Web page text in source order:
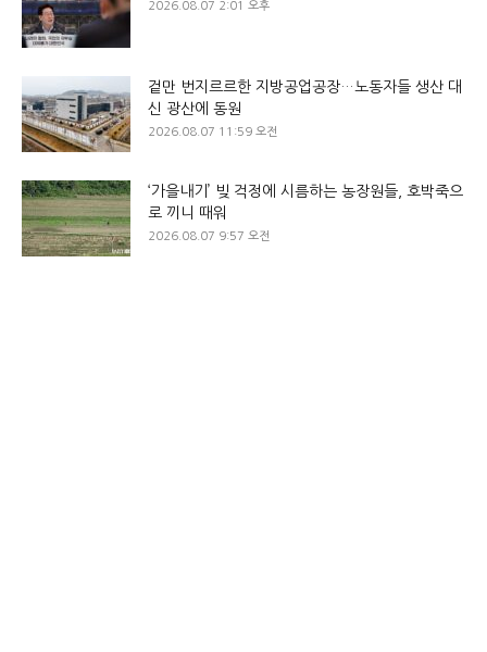
2026.08.07 2:01 오후
겉만 번지르르한 지방공업공장…노동자들 생산 대
신 광산에 동원
2026.08.07 11:59 오전
‘가을내기’ 빚 걱정에 시름하는 농장원들, 호박죽으
로 끼니 때워
2026.08.07 9:57 오전